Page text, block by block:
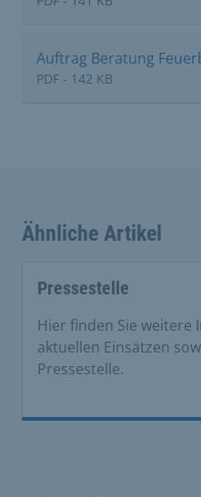
Auftrag Beratung
PDF - 142 KB
Ähnliche Artikel
Pressestelle
Hier finden Sie weitere
aktuellen Einsätzen
Pressestelle.